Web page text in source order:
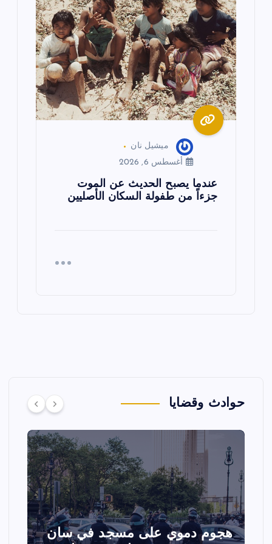
ميشيل نان
أغسطس 6, 2026
عندما يصبح الحديث عن الموت
جزءاً من طفولة السكان الأصليين
حوادث وقضايا
تصادم مقاتلتين أمريكيتين خلال